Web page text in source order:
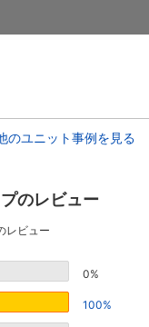
のユニット事例を見る
のレビュー
レビュー
0%
100%